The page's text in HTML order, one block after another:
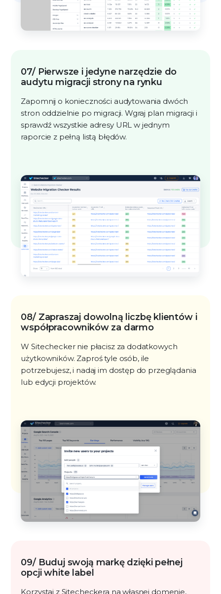
07/ Pierwsze i jedyne narzędzie do
audytu migracji strony na rynku
Zapomnij o konieczności audytowania dwóch
stron oddzielnie po migracji. Wgraj plan migracji i
sprawdź wszystkie adresy URL w jednym
raporcie z pełną listą błędów.
08/ Zapraszaj dowolną liczbę klientów i
współpracowników za darmo
W Sitechecker nie płacisz za dodatkowych
użytkowników. Zaproś tyle osób, ile
potrzebujesz, i nadaj im dostęp do przeglądania
lub edycji projektów.
09/ Buduj swoją markę dzięki pełnej
opcji white label
Korzystaj z Sitecheckera na własnej domenie,